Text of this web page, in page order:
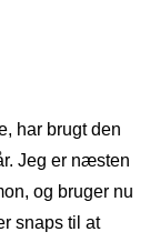
har brugt den
Jeg er næsten
og bruger nu
snaps til at